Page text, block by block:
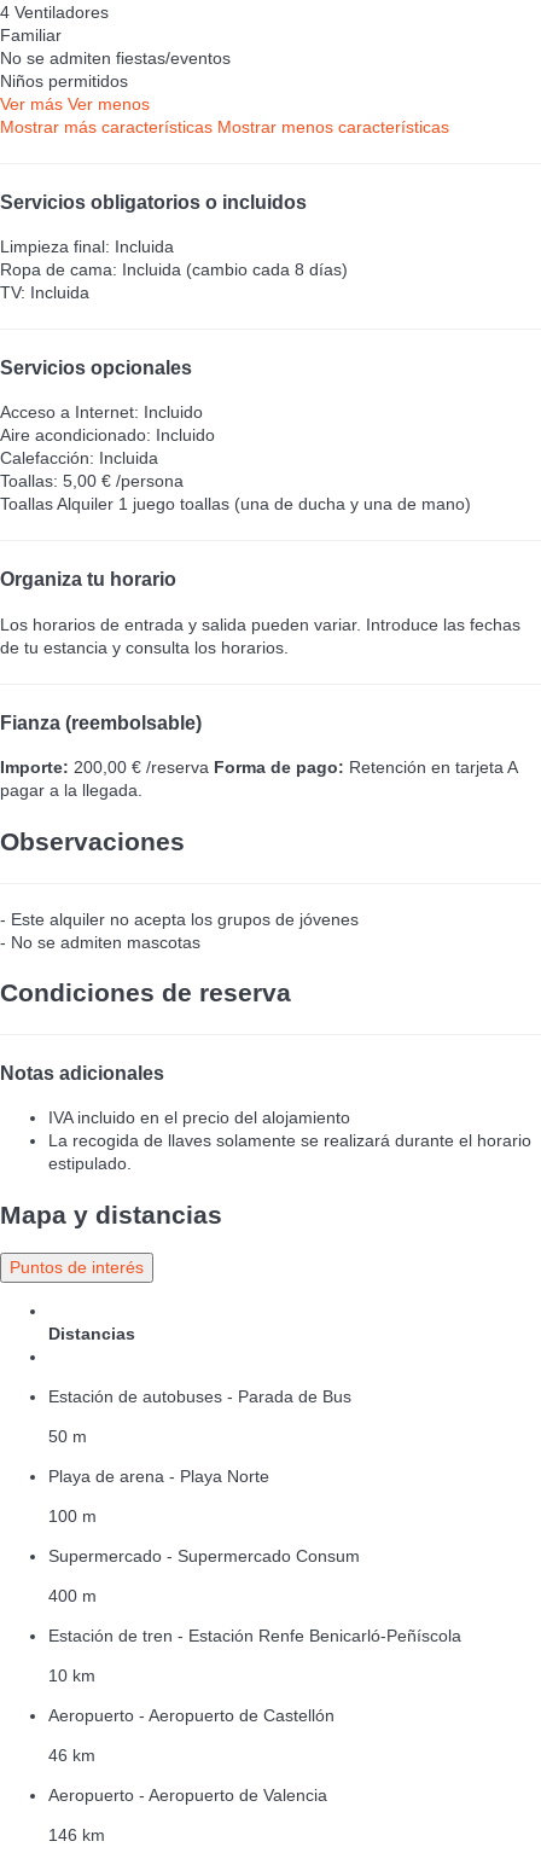
4 Ventiladores
Familiar
No se admiten fiestas/eventos
Niños permitidos
Ver más Ver menos
Mostrar más características Mostrar menos características
Servicios obligatorios o incluidos
Limpieza final: Incluida
Ropa de cama: Incluida (cambio cada 8 días)
TV: Incluida
Servicios opcionales
Acceso a Internet: Incluido
Aire acondicionado: Incluido
Calefacción: Incluida
Toallas: 5,00 € /persona
ToallasAlquiler 1 juego toallas (una de ducha y una de mano)
Organiza tu horario
Los horarios de entrada y salida pueden variar. Introduce las fechas
de tu estancia y consulta los horarios.
Fianza (reembolsable)
Importe: 200,00 € /reserva Forma de pago: Retención en tarjeta A
pagar a la llegada.
Observaciones
- Este alquiler no acepta los grupos de jóvenes
- No se admiten mascotas
Condiciones de reserva
Notas adicionales
IVA incluido en el precio del alojamiento
La recogida de llaves solamente se realizará durante el horario
estipulado.
Mapa y distancias
Puntos de interés
Distancias
Estación de autobuses - Parada de Bus
50 m
Playa de arena - Playa Norte
100 m
Supermercado - Supermercado Consum
400 m
Estación de tren - Estación Renfe Benicarló-Peñíscola
10 km
Aeropuerto - Aeropuerto de Castellón
46 km
Aeropuerto - Aeropuerto de Valencia
146 km